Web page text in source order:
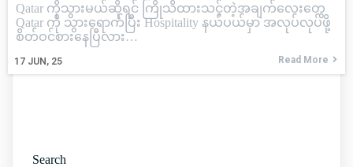
17 JUN, 25
Qatar ကိုသွားမယ်ဆိုရင် ကြိုသိထားသင့်တဲ့အချက်လေးတွေ
Qatar ကို သွားရောက်ပြီး Hospitality နယ်ပယ်မှာ အလုပ်လုပ်ဖို့
စိတ်ဝင်စားနေပြီလား…
Read More
Search